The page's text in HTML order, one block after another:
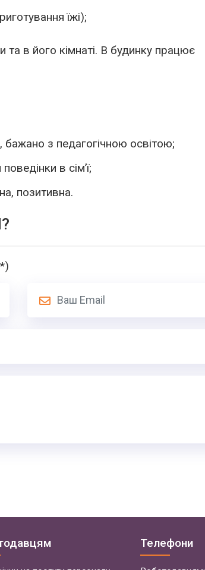
їжі);
та в його кімнаті. В будинку працює
бажано з педагогічною освітою;
в сімʼї;
позитивна.
Телефони